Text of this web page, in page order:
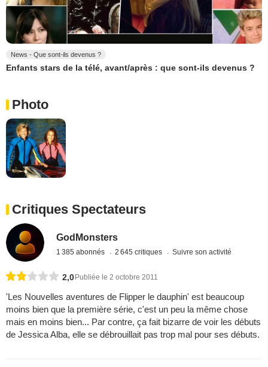
News - Que sont-ils devenus ?
Enfants stars de la télé, avant/après : que sont-ils devenus ?
Photo
Critiques Spectateurs
GodMonsters
1 385 abonnés 2 645 critiques Suivre son activité
2,0Publiée le 2 octobre 2011
'Les Nouvelles aventures de Flipper le dauphin' est beaucoup
moins bien que la première série, c'est un peu la même chose
mais en moins bien... Par contre, ça fait bizarre de voir les débuts
de Jessica Alba, elle se débrouillait pas trop mal pour ses débuts.